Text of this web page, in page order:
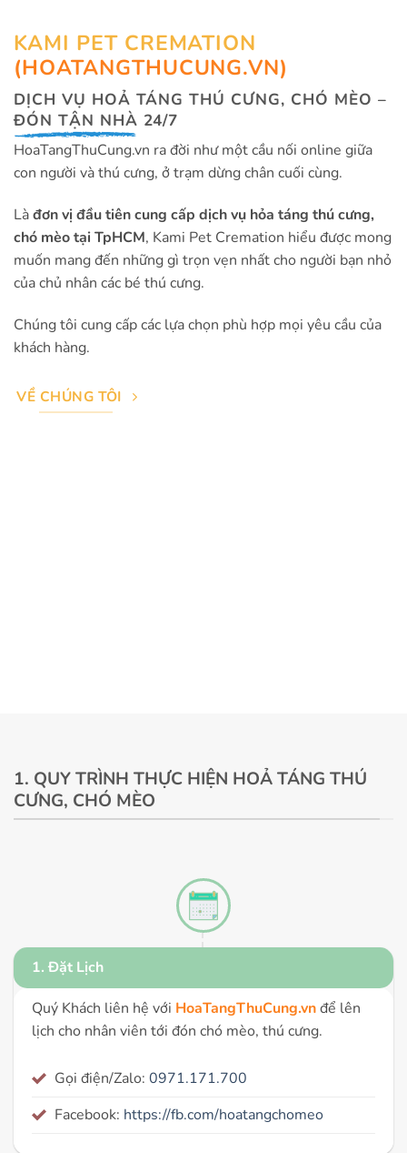
KAMI PET CREMATION
(HOATANGTHUCUNG.VN)
DỊCH VỤ HOẢ TÁNG THÚ CƯNG, CHÓ MÈO –
ĐÓN TẬN NHÀ 24/7
HoaTangThuCung.vn ra đời như một cầu nối online giữa
con người và thú cưng, ở trạm dừng chân cuối cùng.
Làđơn vị đầu tiên cung cấp dịch vụ hỏa táng thú cưng,
chó mèo tại TpHCM, Kami Pet Cremation hiểu được mong
muốn mang đến những gì trọn vẹn nhất cho người bạn nhỏ
của chủ nhân các bé thú cưng.
Chúng tôi cung cấp các lựa chọn phù hợp mọi yêu cầu của
khách hàng.
VỀ CHÚNG TÔI
1. QUY TRÌNH THỰC HIỆN HOẢ TÁNG THÚ
CƯNG, CHÓ MÈO
1. Đặt Lịch
Quý Khách liên hệ với HoaTangThuCung.vnđể lên
lịch cho nhân viên tới đón chó mèo, thú cưng.
Gọi điện/Zalo: 0971.171.700
Facebook: https://fb.com/hoatangchomeo